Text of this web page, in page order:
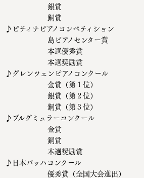
銀賞
銅賞
♪ピティナピアノコンペティション
島ピアノセンター賞
本選優秀賞
本選奨励賞
♪グレンツェンピアノコンクール
金賞（第１位）
銀賞（第２位）
銅賞（第３位）
♪ブルグミュラーコンクール
金賞
銅賞
本選奨励賞
♪日本バッハコンクール
優秀賞（全国大会進出）